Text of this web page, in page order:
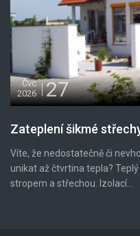
Čvc
2026
27
Zateplení šikmé
Víte, že nedostatečně či
unikat až čtvrtina tepla?
stropem a střechou. Izolací...